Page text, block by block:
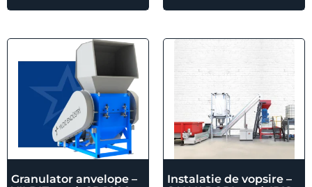
Granulator anvelope –
Instalatie de vopsire –